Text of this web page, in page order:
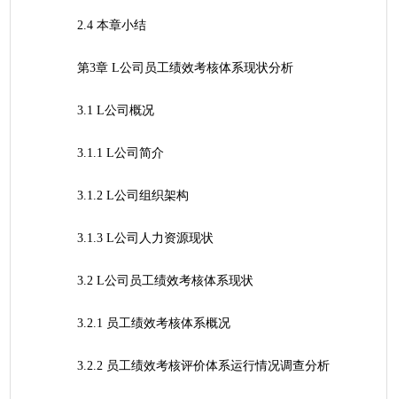
	2.4 本章小结
	第3章 L公司员工绩效考核体系现状分析
	3.1 L公司概况
	3.1.1 L公司简介
	3.1.2 L公司组织架构
	3.1.3 L公司人力资源现状
	3.2 L公司员工绩效考核体系现状
	3.2.1 员工绩效考核体系概况
	3.2.2 员工绩效考核评价体系运行情况调查分析